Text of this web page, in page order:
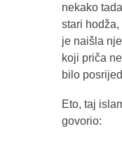
nekako
stari
je naišla
koji priča
bilo
Eto, taj
govorio: